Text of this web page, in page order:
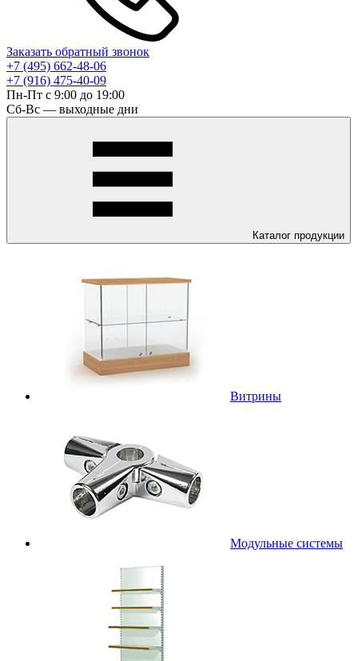
Заказать обратный звонок
+7 (495) 662-48-06
+7 (916) 475-40-09
Пн-Пт с 9:00 до 19:00
Сб-Вс — выходные дни
Каталог продукции
Витрины
Модульные системы